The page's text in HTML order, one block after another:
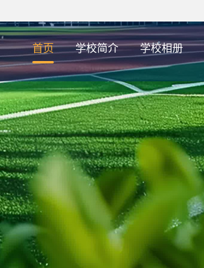
首页 学校简介 学校相册